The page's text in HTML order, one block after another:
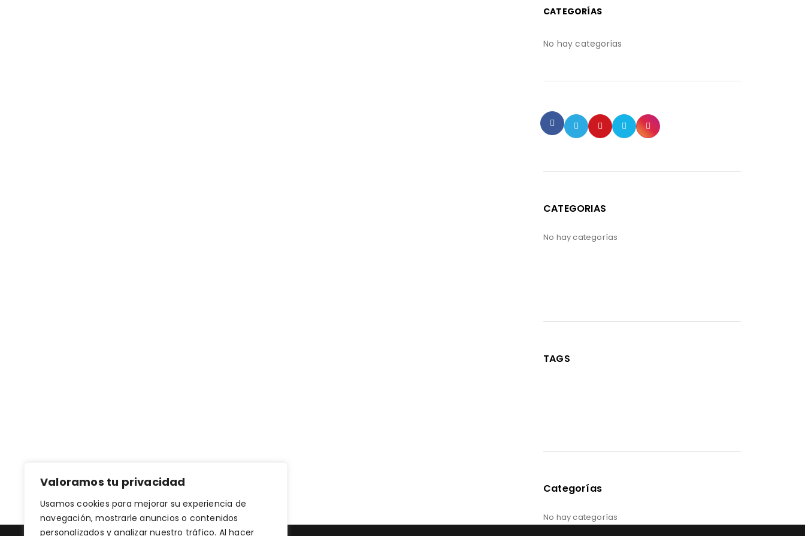
Valoramos tu privacidad
Usamos cookies para mejorar su experiencia de
navegación, mostrarle anuncios o contenidos
personalizados y analizar nuestro tráfico. Al hacer
CATEGORÍAS
No hay categorías
CATEGORIAS
No hay categorías
TAGS
Categorías
No hay categorías